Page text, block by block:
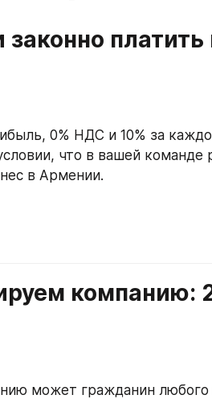
законно
0% НДС и 10% за
что в вашей команде
в Армении.
компанию:
может гражданин любого